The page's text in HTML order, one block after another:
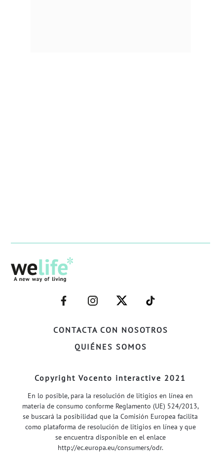
CONTACTA CON NOSOTROS
QUIÉNES SOMOS
–
FACEBOOK–
–
INSTAGRAM–
–
TWITTER–
–
WELIFE–
Copyright Vocento interactive 2021
En lo posible, para la resolución de litigios en línea en
materia de consumo conforme Reglamento (UE) 524/2013,
se buscará la posibilidad que la Comisión Europea facilita
como plataforma de resolución de litigios en línea y que
se encuentra disponible en el enlace
http://ec.europa.eu/consumers/odr.